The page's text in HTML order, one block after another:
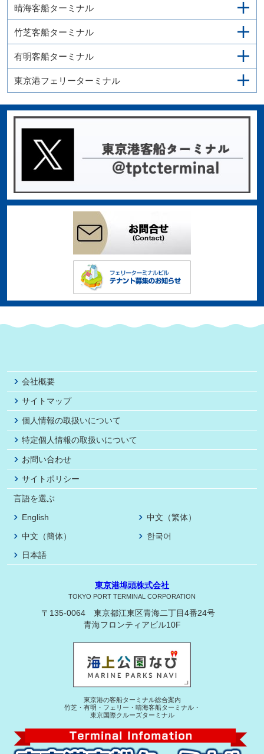
晴海客船ターミナル
竹芝客船ターミナル
有明客船ターミナル
東京港フェリーターミナル
会社概要
サイトマップ
個人情報の取扱いについて
特定個人情報の取扱いについて
お問い合わせ
サイトポリシー
言語を選ぶ
English
中文（繁体）
中文（簡体）
한국어
日本語
東京港埠頭株式会社
TOKYO PORT TERMINAL CORPORATION
〒135-0064 東京都江東区青海二丁目4番24号
青海フロンティアビル10F
東京港の客船ターミナル総合案内
竹芝・有明・フェリー・晴海客船ターミナル・
東京国際クルーズターミナル